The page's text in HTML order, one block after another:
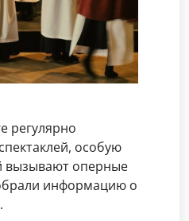
регулярно
особую
вызывают оперные
информацию о